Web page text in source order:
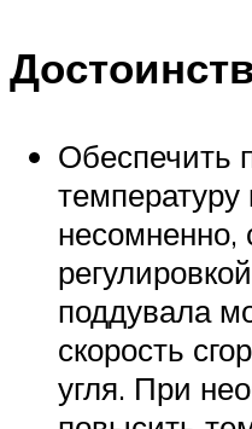
Обеспечить
температуру
несомненно,
поддувала
скорость
угля. При